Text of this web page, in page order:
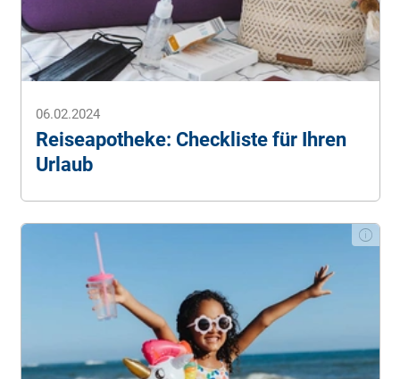
06.02.2024
Reiseapotheke: Checkliste für Ihren
Urlaub